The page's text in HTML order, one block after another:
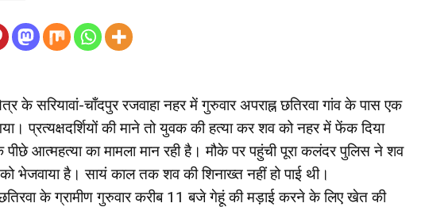
के सरियावां-चाँदपुर रजवाहा नहर में गुरुवार अपराह्न छतिरवा गांव के पास एक
प्रत्यक्षदर्शियों की माने तो युवक की हत्या कर शव को नहर में फेंक दिया
आत्महत्या का मामला मान रही है। मौके पर पहुंची पूरा कलंदर पुलिस ने शव
भेजवाया है। सायं काल तक शव की शिनाख्त नहीं हो पाई थी।
के ग्रामीण गुरुवार करीब 11 बजे गेहूं की मड़ाई करने के लिए खेत की